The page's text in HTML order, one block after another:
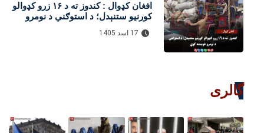
افغان کډوال : کندوز ته د ۱۶ زرو کډوالو
کورنیو ستنېدل؛ د استوګنې د نومرو
17 اسد 1405
گالری